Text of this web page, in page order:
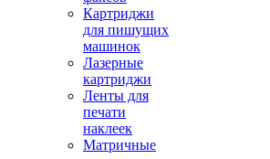
Картриджи
для пишущих
машинок
Лазерные
картриджи
Ленты для
печати
наклеек
Матричные